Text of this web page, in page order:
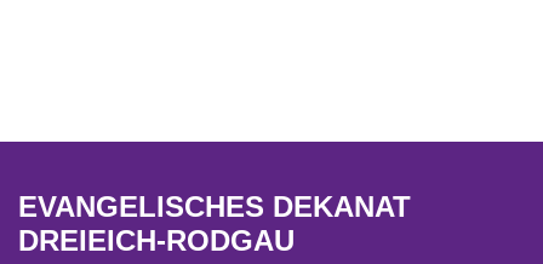
EVANGELISCHES DEKANAT
DREIEICH-RODGAU